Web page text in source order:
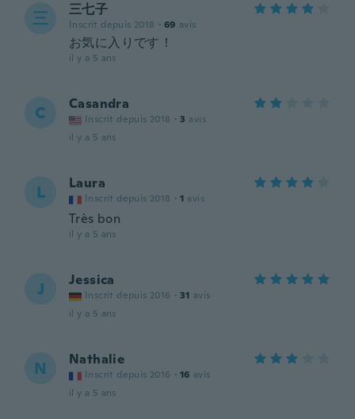
三 三七子
Inscrit depuis 2018 · 69 avis
お気に入りです！
il y a 5 ans
C Casandra
Inscrit depuis 2018 · 3 avis
il y a 5 ans
L Laura
Inscrit depuis 2018 · 1 avis
Très bon
il y a 5 ans
J Jessica
Inscrit depuis 2016 · 31 avis
il y a 5 ans
N Nathalie
Inscrit depuis 2016 · 16 avis
il y a 5 ans